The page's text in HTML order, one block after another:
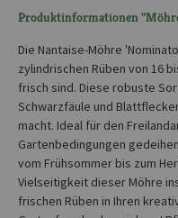
Produktinformationen
Die Nantaise-Möhre
zylindrischen Rüben von 16
frisch sind. Diese robuste
Schwarzfäule und
macht. Ideal für den
Gartenbedingungen
vom Frühsommer bis zum
Vielseitigkeit dieser Möhre
frischen Rüben in Ihren